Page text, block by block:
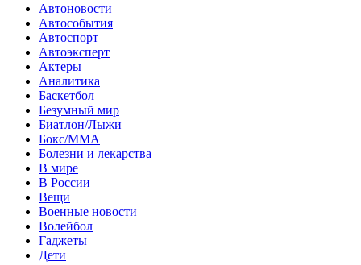
Автоновости
Автособытия
Автоспорт
Автоэксперт
Актеры
Аналитика
Баскетбол
Безумный мир
Биатлон/Лыжи
Бокс/MMA
Болезни и лекарства
В мире
В России
Вещи
Военные новости
Волейбол
Гаджеты
Дети